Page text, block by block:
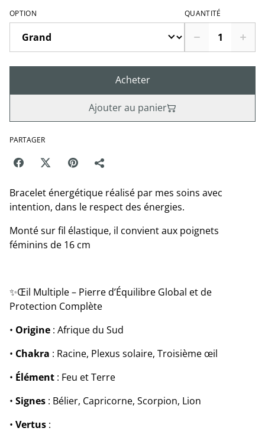
OPTION QUANTITÉ
Acheter
Ajouter au panier
PARTAGER
Bracelet énergétique réalisé par mes soins avec
intention, dans le respect des énergies.
Monté sur fil élastique, il convient aux poignets
féminins de 16 cm
✨Œil Multiple – Pierre d’Équilibre Global et de
Protection Complète
• Origine : Afrique du Sud
• Chakra : Racine, Plexus solaire, Troisième œil
• Élément : Feu et Terre
• Signes : Bélier, Capricorne, Scorpion, Lion
• Vertus :